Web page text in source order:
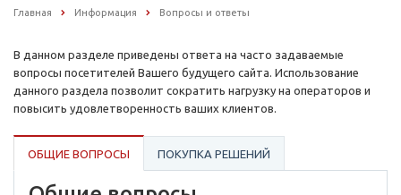
Главная Информация Вопросы и ответы
В данном разделе приведены ответа на часто задаваемые
вопросы посетителей Вашего будущего сайта. Использование
данного раздела позволит сократить нагрузку на операторов и
повысить удовлетворенность ваших клиентов.
ОБЩИЕ ВОПРОСЫ ПОКУПКА РЕШЕНИЙ